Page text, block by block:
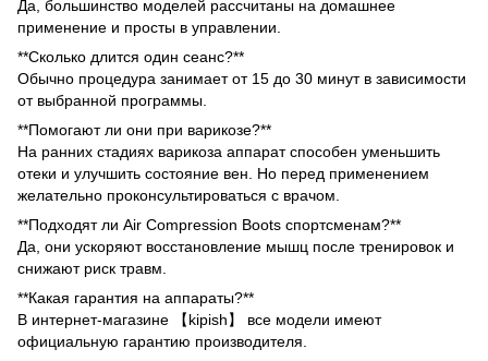
Да, большинство моделей рассчитаны на домашнее
применение и просты в управлении.
**Сколько длится один сеанс?**
Обычно процедура занимает от 15 до 30 минут в зависимости
от выбранной программы.
**Помогают ли они при варикозе?**
На ранних стадиях варикоза аппарат способен уменьшить
отеки и улучшить состояние вен. Но перед применением
желательно проконсультироваться с врачом.
**Подходят ли Air Compression Boots спортсменам?**
Да, они ускоряют восстановление мышц после тренировок и
снижают риск травм.
**Какая гарантия на аппараты?**
В интернет-магазине 【kipish】 все модели имеют
официальную гарантию производителя.